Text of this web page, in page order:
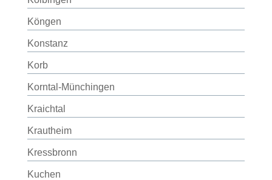
Köngen
Konstanz
Korb
Korntal-Münchingen
Kraichtal
Krautheim
Kressbronn
Kuchen